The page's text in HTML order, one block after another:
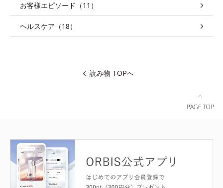
お客様エピソード（11）
ヘルスケア（18）
読み物 TOPへ